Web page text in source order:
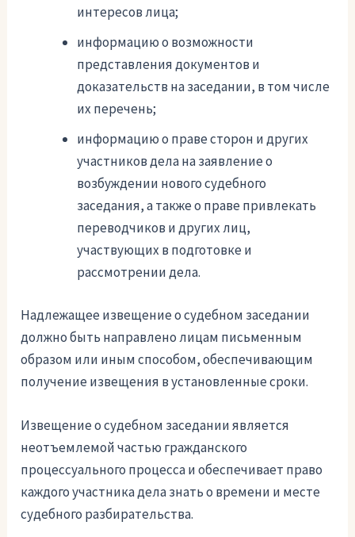
интересов лица;
информацию о возможности
представления документов и
доказательств на заседании, в том числе
их перечень;
информацию о праве сторон и других
участников дела на заявление о
возбуждении нового судебного
заседания, а также о праве привлекать
переводчиков и других лиц,
участвующих в подготовке и
рассмотрении дела.
Надлежащее извещение о судебном заседании
должно быть направлено лицам письменным
образом или иным способом, обеспечивающим
получение извещения в установленные сроки.
Извещение о судебном заседании является
неотъемлемой частью гражданского
процессуального процесса и обеспечивает право
каждого участника дела знать о времени и месте
судебного разбирательства.